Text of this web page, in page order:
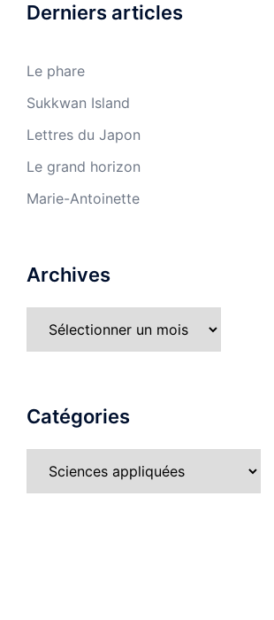
Derniers articles
Le phare
Sukkwan Island
Lettres du Japon
Le grand horizon
Marie-Antoinette
Archives
Archives
Catégories